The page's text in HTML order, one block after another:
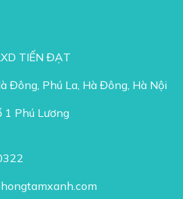
TIẾN ĐẠT
Đông, Phú La, Hà Đông, Hà Nội
1 Phú Lương